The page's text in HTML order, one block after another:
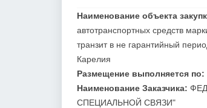
Наименование объекта
автотранспортных средств
транзит в не гарантийный
Карелия
Размещение выполняется по:
Наименование Заказчика:
СПЕЦИАЛЬНОЙ СВЯЗИ"